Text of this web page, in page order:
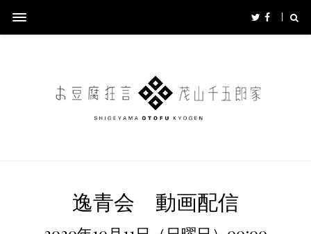
逸青会 動画配信